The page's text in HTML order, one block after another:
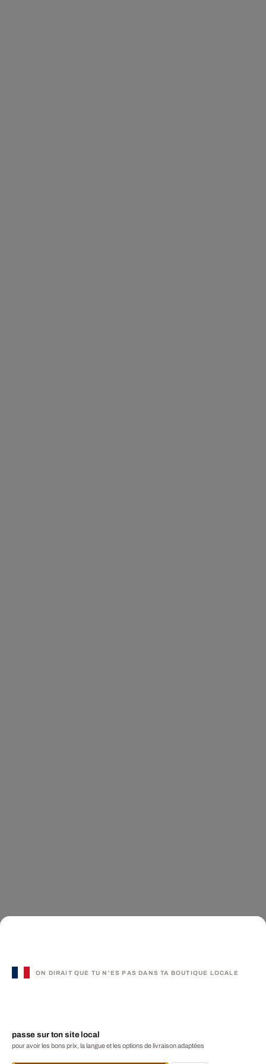
ON DIRAIT QUE TU N'ES PAS DANS TA BOUTIQUE LOCALE
passe sur ton site local
pour avoir les bons prix, la langue et les options de livraison adaptées